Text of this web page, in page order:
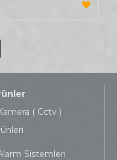
( Cctv )
Sistemleri